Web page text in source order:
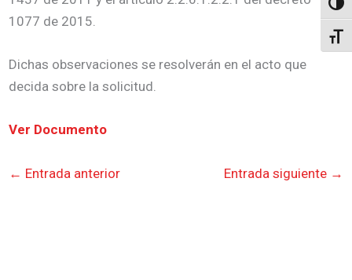
1077 de 2015.
Dichas observaciones se resolverán en el acto que
decida sobre la solicitud.
Ver Documento
← Entrada anterior Entrada siguiente →